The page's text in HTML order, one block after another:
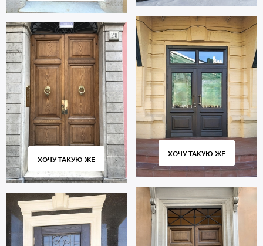
отдел продажи или оставьте заявку на сайте. Срок изготовления
от 30 дн. Доставка во все районы Москвы и Подмосковья,
профессиональный монтаж. Мы даем гарантию на дверь,
изготовленную и установленную специалистами компании 5 лет.
ХОЧУ ТАКУЮ ЖЕ
ХОЧУ ТАКУЮ ЖЕ